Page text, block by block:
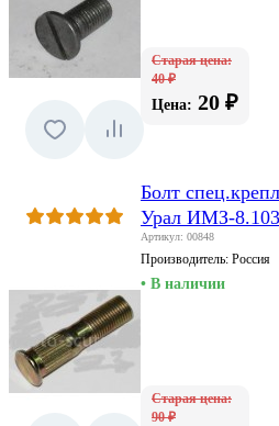
Старая цена:
40 ₽
Цена: 20 ₽
Болт
Урал ИМЗ-
Артикул: 00848
Производитель: Россия
• В наличии
Старая цена:
90 ₽